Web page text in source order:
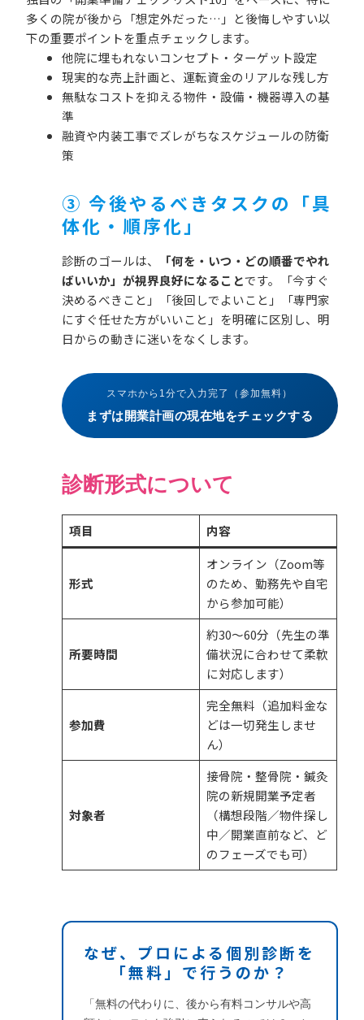
多くの院が後から「想定外だった…」と後悔しやすい以
下の重要ポイントを重点チェックします。
他院に埋もれないコンセプト・ターゲット設定
現実的な売上計画と、運転資金のリアルな残し方
無駄なコストを抑える物件・設備・機器導入の基
準
融資や内装工事でズレがちなスケジュールの防衛
策
③ 今後やるべきタスクの「具
体化・順序化」
診断のゴールは、
「何を・いつ・どの順番でやれ
ばいいか」が視界良好になることです。「今すぐ
決めるべきこと」「後回しでよいこと」「専門家
にすぐ任せた方がいいこと」を明確に区別し、明
日からの動きに迷いをなくします。
スマホから1分で入力完了（参加無料）
まずは開業計画の現在地をチェックする
診断形式について
項目 内容
形式
オンライン（Zoom等
のため、勤務先や自宅
から参加可能）
所要時間
約30〜60分（先生の準
備状況に合わせて柔軟
に対応します）
参加費
完全無料（追加料金な
どは一切発生しませ
ん）
対象者
接骨院・整骨院・鍼灸
院の新規開業予定者
（構想段階／物件探し
中／開業直前など、ど
のフェーズでも可）
なぜ、プロによる個別診断を
「無料」で行うのか？
「無料の代わりに、後から有料コンサルや高